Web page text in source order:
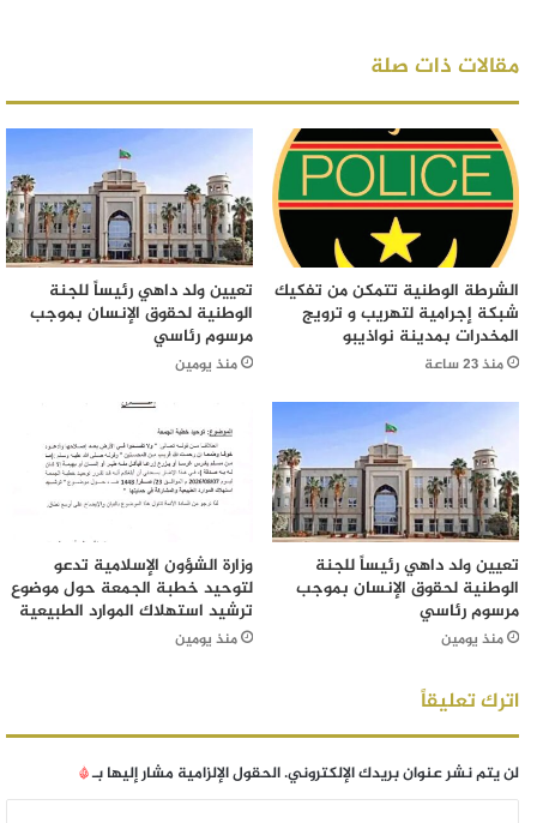
مقالات ذات صلة
الشرطة الوطنية تتمكن من تفكيك
شبكة إجرامية لتهريب و ترويج
المخدرات بمدينة نواذيبو
منذ 23 ساعة
تعيين ولد داهي رئيساً للجنة
الوطنية لحقوق الإنسان بموجب
مرسوم رئاسي
منذ يومين
تعيين ولد داهي رئيساً للجنة
الوطنية لحقوق الإنسان بموجب
مرسوم رئاسي
منذ يومين
وزارة الشؤون الإسلامية تدعو
لتوحيد خطبة الجمعة حول موضوع
ترشيد استهلاك الموارد الطبيعية
منذ يومين
اترك تعليقاً
لن يتم نشر عنوان بريدك الإلكتروني.الحقول الإلزامية مشار إليها بـ*